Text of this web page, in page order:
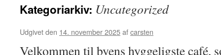
Kategoriarkiv: Uncategorized
Udgivet den 14. november 2025afcarsten
Velkommen til byens hyggeligste café,